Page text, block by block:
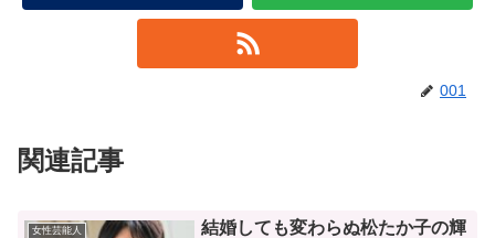
001
関連記事
女性芸能人
結婚しても変わらぬ松たか子の輝